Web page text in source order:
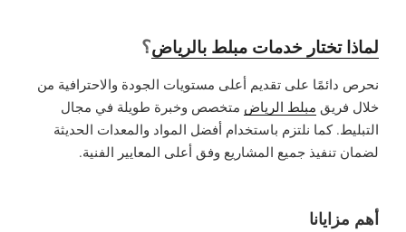
لماذا تختار خدمات مبلط بالرياض؟
نحرص دائمًا على تقديم أعلى مستويات الجودة والاحترافية من
خلال فريق مبلط الرياض متخصص وخبرة طويلة في مجال
التبليط. كما نلتزم باستخدام أفضل المواد والمعدات الحديثة
لضمان تنفيذ جميع المشاريع وفق أعلى المعايير الفنية.
أهم مزايانا